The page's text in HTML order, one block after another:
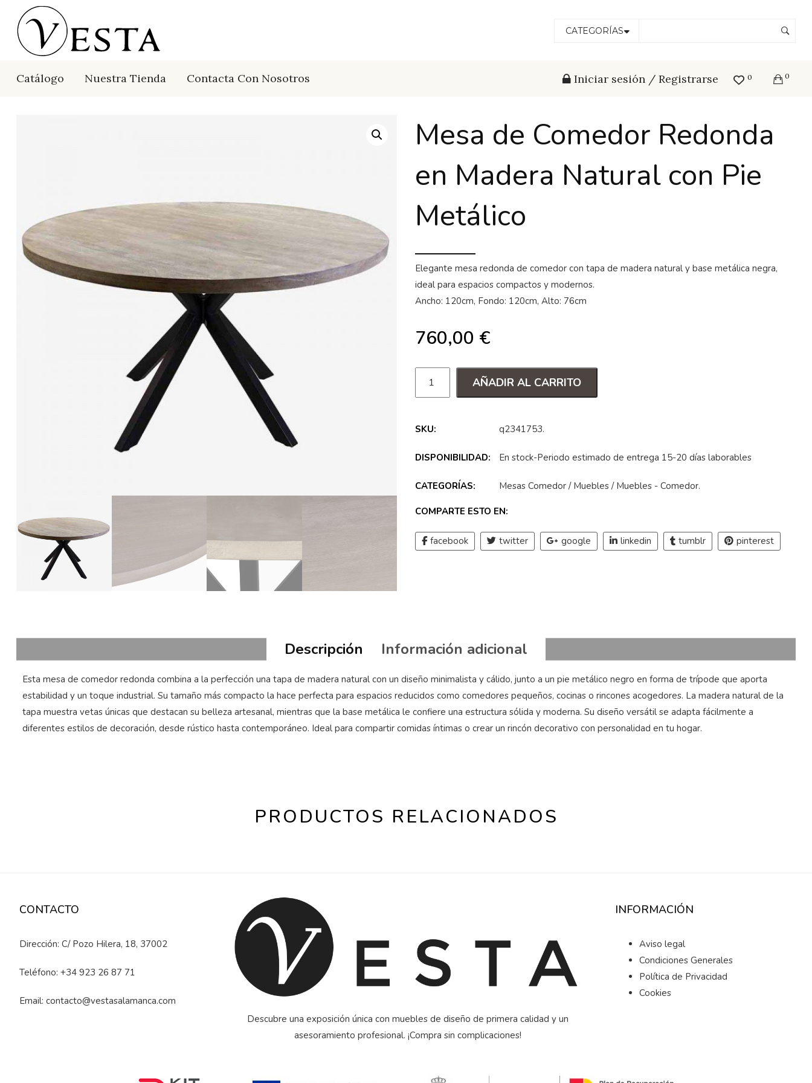
CATEGORÍAS
Catálogo Nuestra Tienda Contacta Con Nosotros Iniciar sesión / Registrarse 0 0
Mesa de Comedor Redonda
en Madera Natural con Pie
Metálico
Elegante mesa redonda de comedor con tapa de madera natural y base metálica negra,
ideal para espacios compactos y modernos.
Ancho: 120cm, Fondo: 120cm, Alto: 76cm
760,00 €
AÑADIR AL CARRITO
SKU: q2341753.
DISPONIBILIDAD: En stock-Periodo estimado de entrega 15-20 días laborables
CATEGORÍAS: Mesas Comedor / Muebles / Muebles - Comedor.
COMPARTE ESTO EN:
facebook twitter google linkedin tumblr pinterest
Descripción Información adicional
Esta mesa de comedor redonda combina a la perfección una tapa de madera natural con un diseño minimalista y cálido, junto a un pie metálico negro en forma de trípode que aporta
estabilidad y un toque industrial. Su tamaño más compacto la hace perfecta para espacios reducidos como comedores pequeños, cocinas o rincones acogedores. La madera natural de la
tapa muestra vetas únicas que destacan su belleza artesanal, mientras que la base metálica le confiere una estructura sólida y moderna. Su diseño versátil se adapta fácilmente a
diferentes estilos de decoración, desde rústico hasta contemporáneo. Ideal para compartir comidas íntimas o crear un rincón decorativo con personalidad en tu hogar.
PRODUCTOS RELACIONADOS
CONTACTO
Dirección: C/ Pozo Hilera, 18, 37002
Teléfono: +34 923 26 87 71
Email: contacto@vestasalamanca.com
Descubre una exposición única con muebles de diseño de primera calidad y un
asesoramiento profesional. ¡Compra sin complicaciones!
INFORMACIÓN
Aviso legal
Condiciones Generales
Política de Privacidad
Cookies